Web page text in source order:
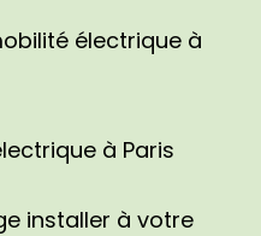
électrique à
à Paris
installer à votre